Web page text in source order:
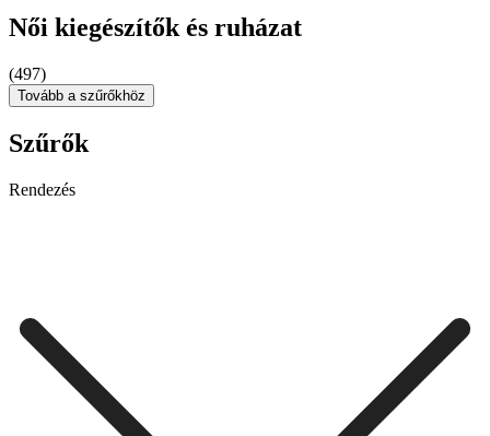
Női kiegészítők és ruházat
(497)
Tovább a szűrőkhöz
Szűrők
Rendezés